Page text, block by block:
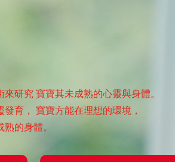
來研究 寶寶其未成熟的心靈與身體。
育，
寶寶方能在理想的環境，
的身體。